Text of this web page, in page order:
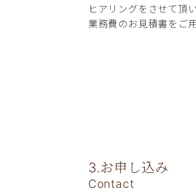
ヒアリングをさせて頂
業務費のお見積書をご
3.お申し込み
Contact